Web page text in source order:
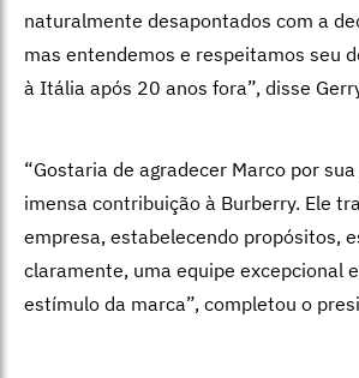
naturalmente desapontados com a
mas entendemos e respeitamos seu
à Itália após 20 anos fora”, disse
“Gostaria de agradecer Marco por
imensa contribuição à Burberry. Ele
empresa, estabelecendo propósitos,
claramente, uma equipe excepcional
estímulo da marca”, completou o